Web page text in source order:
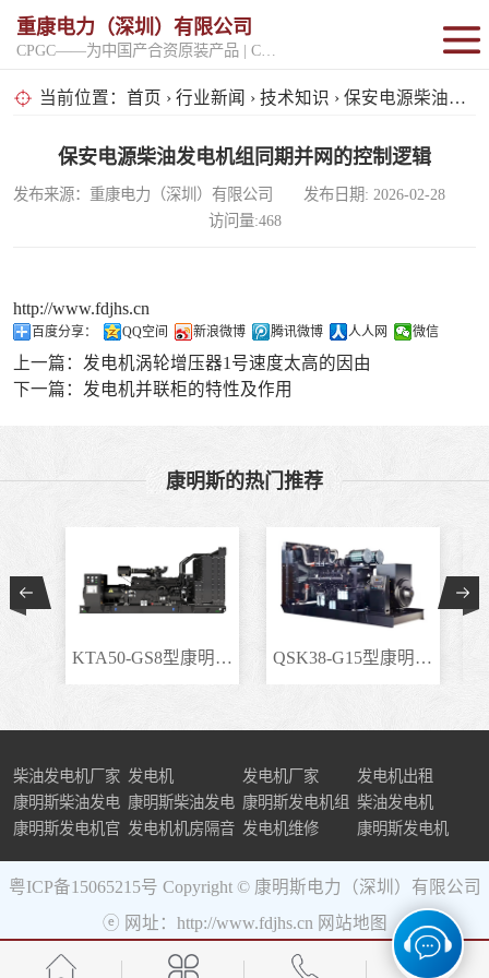
重康电力（深圳）有限公司
当前位置： 首页 › 行业新闻 › 技术知识 › 保安电源柴油发电机组同期并网的控制逻辑
保安电源柴油发电机组同期并网的控制逻辑
发布来源：重康电力（深圳）有限公司 发布日期: 2026-02-28
访问量:468
http://www.fdjhs.cn
百度分享： QQ空间 新浪微博 腾讯微博 人人网 微信
上一篇： 发电机涡轮增压器1号速度太高的因由
下一篇： 发电机并联柜的特性及作用
康明斯的热门推荐
KTA50-GS8型康明斯柴.. QSK38-G15型康明斯柴..
柴油发电机厂家 发电机 发电机厂家
发电机出租
康明斯柴油发电
机组
康明斯柴油发电
机
康明斯发电机组 柴油发电机
康明斯发电机官 发电机机房隔音 发电机维修 康明斯发电机
粤ICP备15065215号 Copyright © 康明斯电力（深圳）有限公司
ⓔ 网址：http://www.fdjhs.cn 网站地图
固定开架式
超静音型
移动电站